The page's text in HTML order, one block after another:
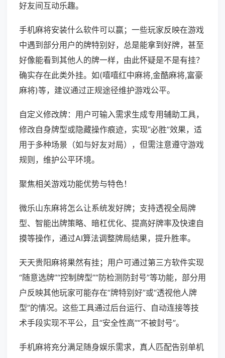
好友间互动乐趣。
手机麻将安装什么软件可以赢；一些玩家反映在游戏
中遇到部分用户的牌特别好，总是能拿到好牌，甚至
好像能看到其他人的牌一样，由此怀疑是不是有挂？
确实存在此类外挂。如(嘻嘻红中麻将,金酷麻将,富豪
麻将)等，建议通过正规途径维护游戏公平。
自定义修改牌：用户可输入需求生成专用辅助工具，
修改自身牌型或隐藏操作痕迹，实现“必胜”效果，适
用于多种场景（如与好友对局），但需注意遵守游戏
规则，维护公平环境。
聚焦相关游戏功能优势与特色！
微乐山东麻将怎么让系统发好牌；支持透视全局牌
型、智能出牌策略、暗杠优化、提高好牌率及快速自
摸等操作，通过AI算法调整牌局结果，提升胜率。
天天贵阳麻将果然有挂；用户可通过第三方软件实现
“随意选牌”“控制牌型”“防检测防封号”等功能，部分用
户反映其他玩家可能存在“牌特别好”或“透视他人牌
型”的情况。这些工具通过后台运行、自动连接等技
术手段实现不平公，且“安全性高”“不被封号”。
手机麻将充分满足随身娱乐需求，真人匹配告别单机